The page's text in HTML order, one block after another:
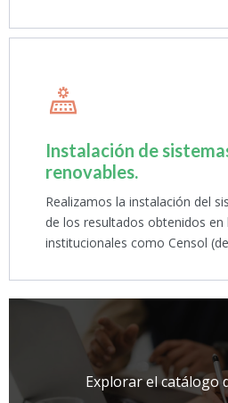
Instalación de
renovables.
Realizamos la instalación del
de los resultados obtenidos
institucionales como Censol
Explorar el catálogo